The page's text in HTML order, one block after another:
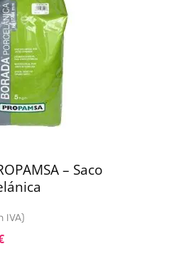
– Saco
IVA)